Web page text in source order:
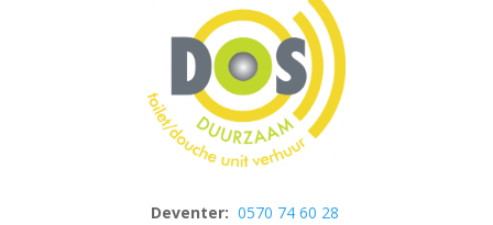
Deventer: 0570 74 60 28